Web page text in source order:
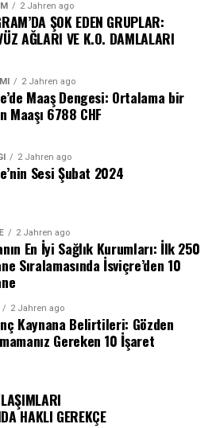
2 Jahren ago
ŞOK EDEN GRUPLAR:
AĞLARI VE K.O. DAMLALARI
2 Jahren ago
Maaş Dengesi: Ortalama bir
Maaşı 6788 CHF
2 Jahren ago
Sesi Şubat 2024
2 Jahren ago
En İyi Sağlık Kurumları: İlk 250
Sıralamasında İsviçre’den 10
2 Jahren ago
Kaynana Belirtileri: Gözden
Gereken 10 İşaret
HAKLI GEREKÇE